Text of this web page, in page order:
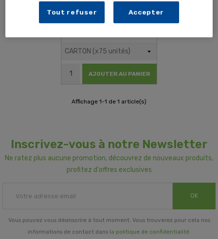
172,80 €
AJOUTER AU PANIER
Affichage 1-1 de 1 article(s)
Inscrivez-vous à notre Newsletter
Ne ratez plus aucune promotion, découvrez de nouveaux produits,
profitez d'offres exclusives
OK
Vous pouvez vous désinscrire à tout moment. Vous trouverez pour cela nos
informations de contact dans la politique de confidentialité.
Tout refuser Accepter